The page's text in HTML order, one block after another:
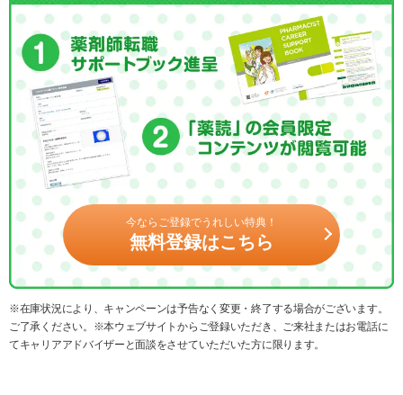
今ならご登録でうれしい特典！
無料登録はこちら
※在庫状況により、キャンペーンは予告なく変更・終了する場合がございます。
ご了承ください。※本ウェブサイトからご登録いただき、ご来社またはお電話に
てキャリアアドバイザーと面談をさせていただいた方に限ります。